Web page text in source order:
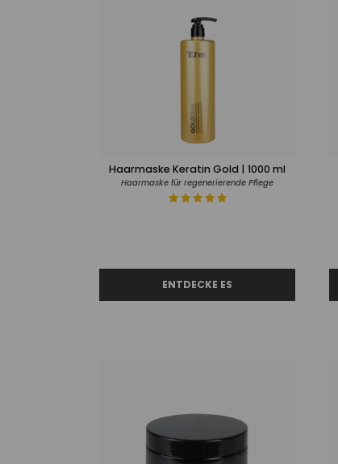
Haarmaske Keratin Gold | 1000 ml
Haarmaske für regenerierende Pflege